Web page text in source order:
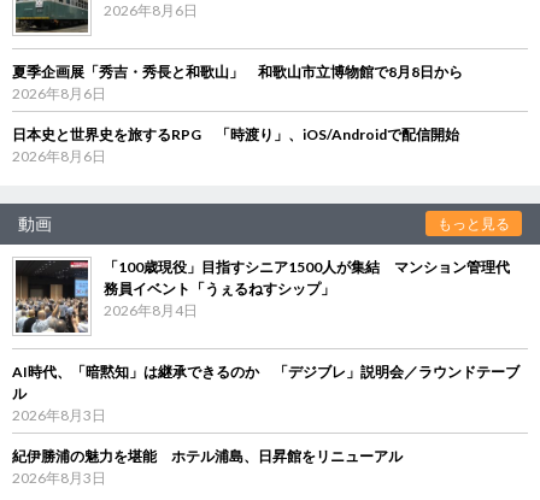
2026年8月6日
夏季企画展「秀吉・秀長と和歌山」 和歌山市立博物館で8月8日から
2026年8月6日
日本史と世界史を旅するRPG 「時渡り」、iOS/Androidで配信開始
2026年8月6日
動画 もっと見る
「100歳現役」目指すシニア1500人が集結 マンション管理代
務員イベント「うぇるねすシップ」
2026年8月4日
AI時代、「暗黙知」は継承できるのか 「デジブレ」説明会／ラウンドテーブ
ル
2026年8月3日
紀伊勝浦の魅力を堪能 ホテル浦島、日昇館をリニューアル
2026年8月3日